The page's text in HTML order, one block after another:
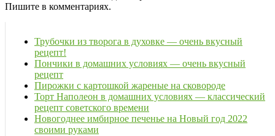
Пишите в комментариях.
Трубочки из творога в духовке — очень вкусный
рецепт!
Пончики в домашних условиях — очень вкусный
рецепт
Пирожки с картошкой жареные на сковороде
Торт Наполеон в домашних условиях — классический
рецепт советского времени
Новогоднее имбирное печенье на Новый год 2022
своими руками